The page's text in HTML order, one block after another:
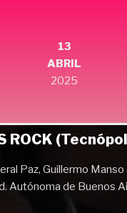
13
ABRIL
2025
ROCK
Paz, Guillermo Manso
Autónoma de Buenos